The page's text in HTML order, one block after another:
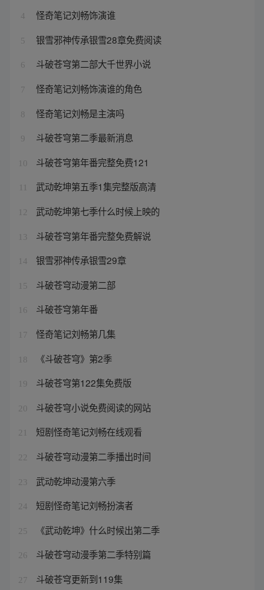
4 怪奇笔记刘畅饰演谁
5 银雪邪神传承银雪28章免费阅读
6 斗破苍穹第二部大千世界小说
7 怪奇笔记刘畅饰演谁的角色
8 怪奇笔记刘畅是主演吗
9 斗破苍穹第二季最新消息
10 斗破苍穹第年番完整免费121
武动乾坤第五季1集完整版高清
12 武动乾坤第七季什么时候上映的
13 斗破苍穹第年番完整免费解说
14 银雪邪神传承银雪29章
15 斗破苍穹动漫第二部
16 斗破苍穹第年番
17 怪奇笔记刘畅第几集
18 《斗破苍穹》第2季
19 斗破苍穹第122集免费版
20 斗破苍穹小说免费阅读的网站
21 短剧怪奇笔记刘畅在线观看
22 斗破苍穹动漫第二季播出时间
23 武动乾坤动漫第六季
24 短剧怪奇笔记刘畅扮演者
25 《武动乾坤》什么时候出第二季
26 斗破苍穹动漫季第二季特别篇
27 斗破苍穹更新到119集